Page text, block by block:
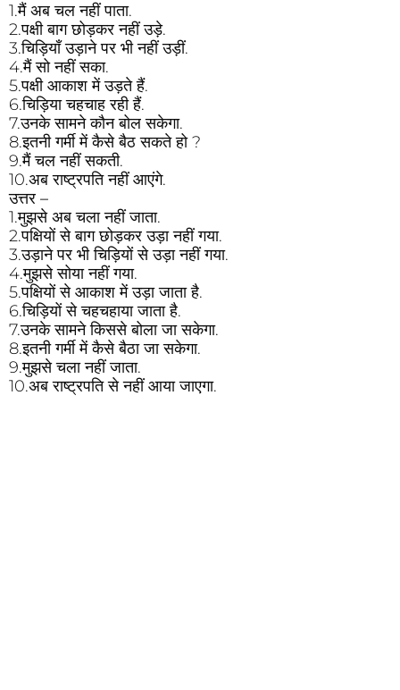
1.मैं अब चल नहीं पाता.
2.पक्षी बाग छोड़कर नहीं उड़े.
3.चिड़ियाँ उड़ाने पर भी नहीं उड़ीं.
4.मैं सो नहीं सका.
5.पक्षी आकाश में उड़ते हैं.
6.चिड़िया चहचाह रही हैं.
7.उनके सामने कौन बोल सकेगा.
8.इतनी गर्मी में कैसे बैठ सकते हो ?
9.मैं चल नहीं सकती.
10.अब राष्ट्रपति नहीं आएंगे.
उत्तर –
1.मुझसे अब चला नहीं जाता.
2.पक्षियों से बाग छोड़कर उड़ा नहीं गया.
3.उड़ाने पर भी चिड़ियों से उड़ा नहीं गया.
4.मुझसे सोया नहीं गया.
5.पक्षियों से आकाश में उड़ा जाता है.
6.चिड़ियों से चहचहाया जाता है.
7.उनके सामने किससे बोला जा सकेगा.
8.इतनी गर्मी में कैसे बैठा जा सकेगा.
9.मुझसे चला नहीं जाता.
10.अब राष्ट्रपति से नहीं आया जाएगा.